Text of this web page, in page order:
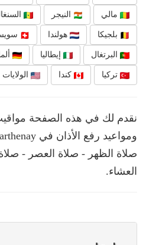
مالي النيجر
بلجيكا هولندا
البرتغال إيطاليا
تركيا كندا
نقدم لك في هذه الصفحة
صلاة الظهر - صلاة العصر -
العشاء.